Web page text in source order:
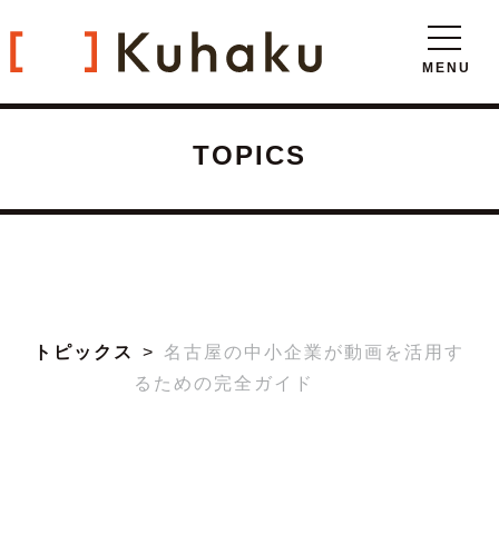
TOPICS
トピックス
名古屋の中小企業が動画を活用す
るための完全ガイド